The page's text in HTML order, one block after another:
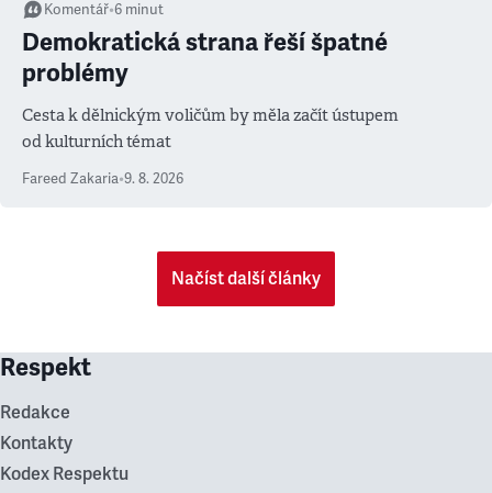
Komentář•6 minut
Demokratická strana řeší špatné
problémy
Cesta k dělnickým voličům by měla začít ústupem
od kulturních témat
Fareed Zakaria•9. 8. 2026
Načíst další články
Respekt
Redakce
Kontakty
Kodex Respektu